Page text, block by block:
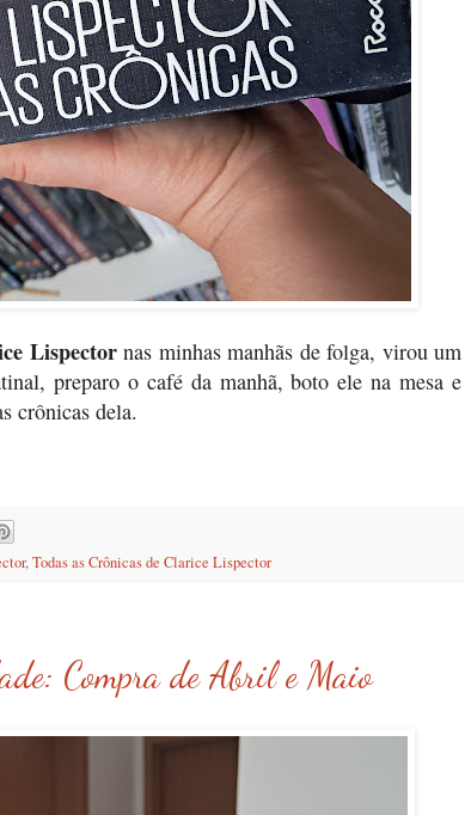
Lispectornas minhas manhãs de folga, virou um
preparo o café da manhã, boto ele na mesa e
crônicas dela.
,Todas as Crônicas de Clarice Lispector
Compra de Abril e Maio